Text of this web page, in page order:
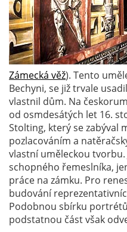
Zámecká věž). Tento
Bechyni, se již trvale
vlastnil dům. Na
od osmdesátých let 16.
Stolting, který se zabýval
pozlacováním a
vlastní uměleckou tvorbu.
schopného řemeslníka,
práce na zámku. Pro
budování
Podobnou sbírku
podstatnou část však